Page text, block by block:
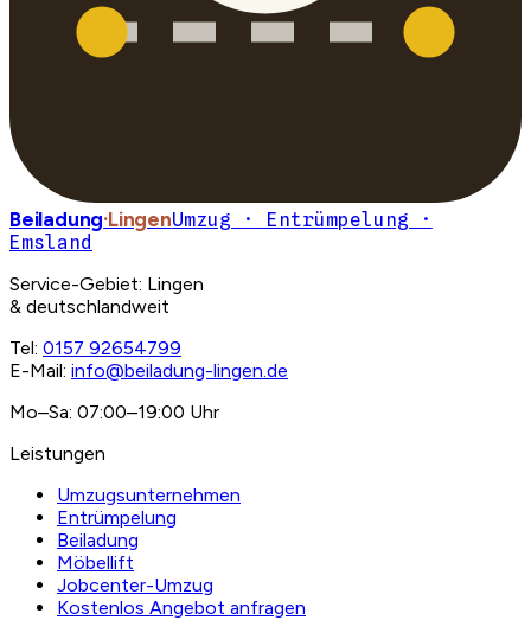
Beiladung·LingenUmzug · Entrümpelung ·
Emsland
Service-Gebiet: Lingen
& deutschlandweit
Tel: 0157 92654799
E-Mail: info@beiladung-lingen.de
Mo–Sa: 07:00–19:00 Uhr
Leistungen
Umzugsunternehmen
Entrümpelung
Beiladung
Möbellift
Jobcenter-Umzug
Kostenlos Angebot anfragen